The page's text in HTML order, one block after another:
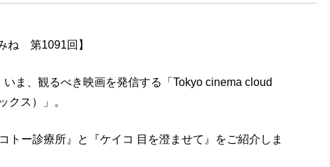
ね 第1091回】
ま、観るべき映画を発信する「Tokyo cinema cloud
クス）」。
トー診療所』と『ケイコ 目を澄ませて』をご紹介しま